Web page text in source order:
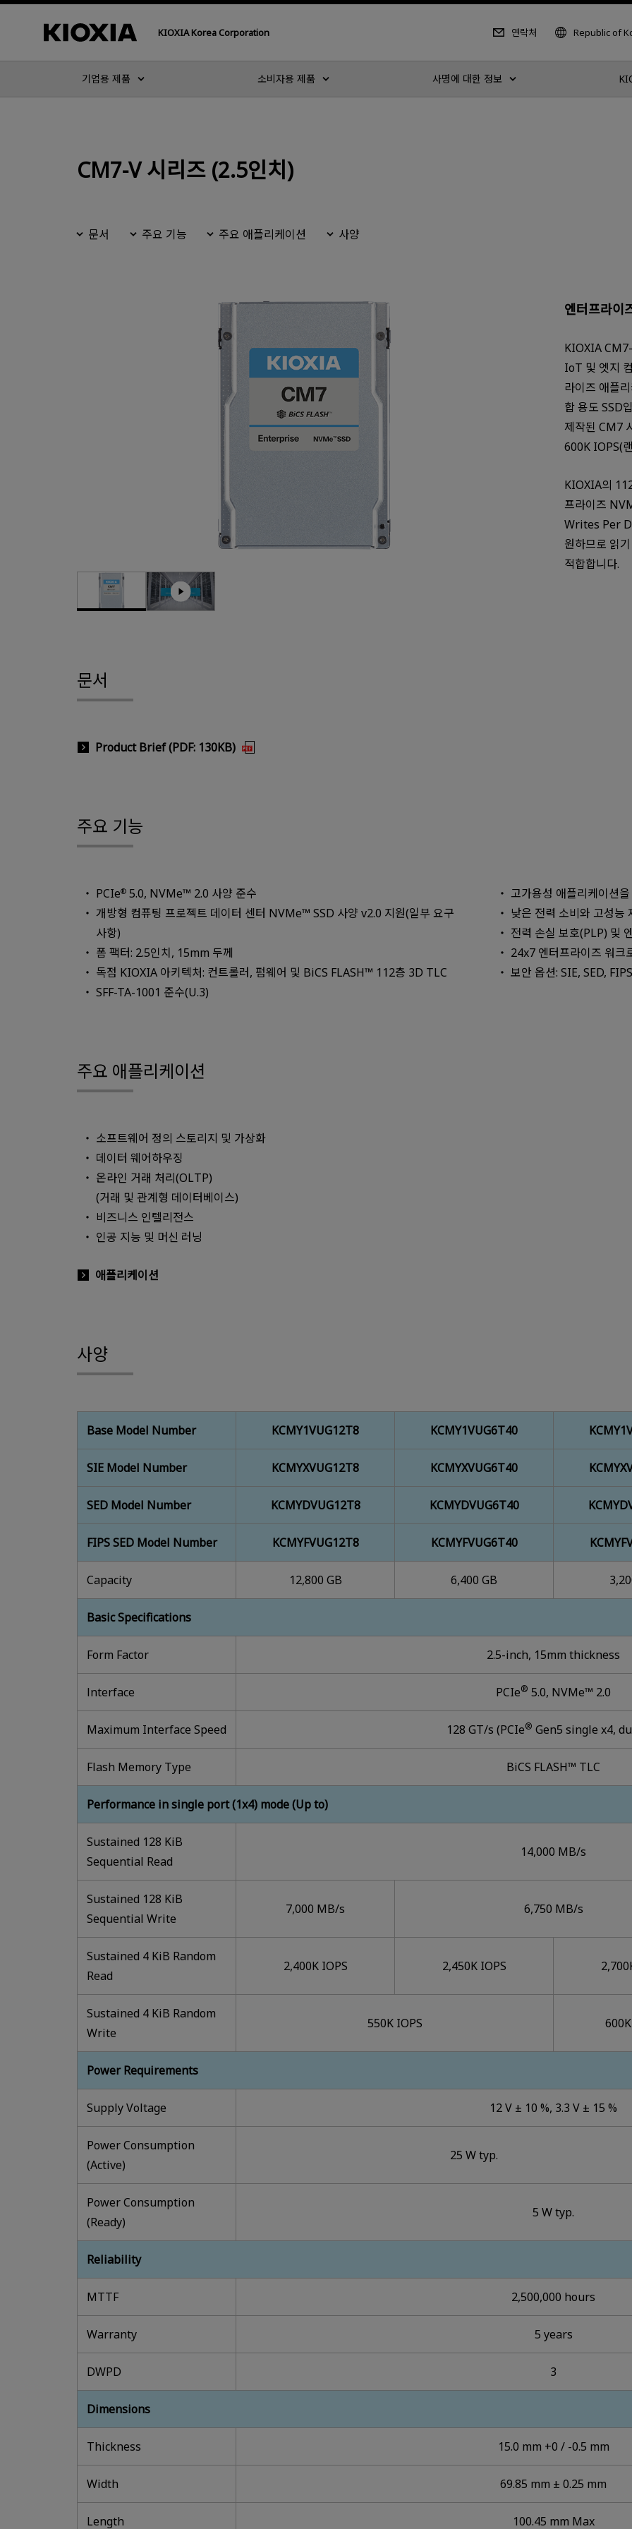
KIOXIA Korea Corporation 연락처 Republic of
기업용 제품 소비자용 제품 사명에 대한 정보
CM7-V 시리즈 (2.5인치)
문서 주요 기능 주요 애플리케이션 사양
엔터프라
KIOXIA
IoT 및 엣지
라이즈 애플
합 용도 SSD
제작된 CM7
600K IOPS(
KIOXIA의
프라이즈
Writes Per
원하므로 읽
적합합니다.
문서
Product Brief (PDF: 130KB)
주요 기능
PCIe® 5.0, NVMe™ 2.0 사양 준수
개방형 컴퓨팅 프로젝트 데이터 센터 NVMe™ SSD 사양 v2.0 지원(일부 요구
사항)
폼 팩터: 2.5인치, 15mm 두께
독점 KIOXIA 아키텍처: 컨트롤러, 펌웨어 및 BiCS FLASH™ 112층 3D TLC
SFF-TA-1001 준수(U.3)
고가용성 애플리케이션
낮은 전력 소비와 고성능
전력 손실 보호(PLP) 및
24x7 엔터프라이즈 워크
보안 옵션: SIE, SED,
주요 애플리케이션
소프트웨어 정의 스토리지 및 가상화
데이터 웨어하우징
온라인 거래 처리(OLTP)
(거래 및 관계형 데이터베이스)
비즈니스 인텔리전스
인공 지능 및 머신 러닝
애플리케이션
사양
Base Model Number KCMY1VUG12T8 KCMY1VUG6T40
SIE Model Number KCMYXVUG12T8 KCMYXVUG6T40
SED Model Number KCMYDVUG12T8 KCMYDVUG6T40
FIPS SED Model Number KCMYFVUG12T8 KCMYFVUG6T40
Capacity 12,800 GB 6,400 GB
Basic Specifications
Form Factor 2.5-inch, 15mm thickness
lnterface PCIe® 5.0, NVMe™ 2.0
Maximum Interface Speed 128 GT/s (PCIe® Gen5 single x4,
Flash Memory Type BiCS FLASH™ TLC
Performance in single port (1x4) mode (Up to)
Sustained 128 KiB
Sequential Read
14,000 MB/s
Sustained 128 KiB
Sequential Write
7,000 MB/s 6,750 MB/s
Sustained 4 KiB Random
Read
2,400K IOPS 2,450K IOPS
Sustained 4 KiB Random
Write
550K IOPS
Power Requirements
Supply Voltage 12 V ± 10 %, 3.3 V ± 15 %
Power Consumption
(Active)
25 W typ.
Power Consumption
(Ready)
5 W typ.
Reliability
MTTF 2,500,000 hours
Warranty 5 years
DWPD 3
Dimensions
Thickness 15.0 mm +0 / -0.5 mm
Width 69.85 mm ± 0.25 mm
Length 100.45 mm Max